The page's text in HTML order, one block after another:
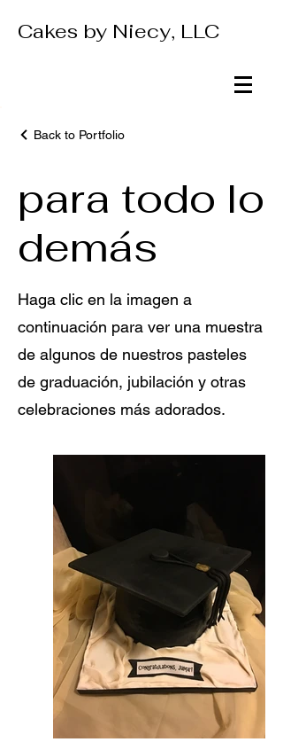
Cakes by Niecy, LLC
Back to Portfolio
para todo lo
demás
Haga clic en la imagen a
continuación para ver una muestra
de algunos de nuestros pasteles
de graduación, jubilación y otras
celebraciones más adorados.